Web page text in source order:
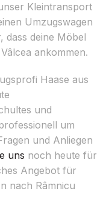
Kleintransport
Umzugswagen
dass deine Möbel
ankommen.
Haase aus
und
um
und Anliegen
uns noch heute für
Angebot für
nach Râmnicu